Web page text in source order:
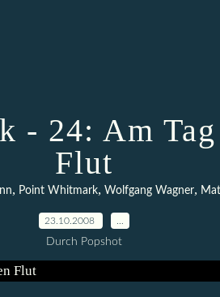
- 24: Am
Flut
, Point Whitmark, Wolfgang Wagner,
23.10.2008
Durch Popshot